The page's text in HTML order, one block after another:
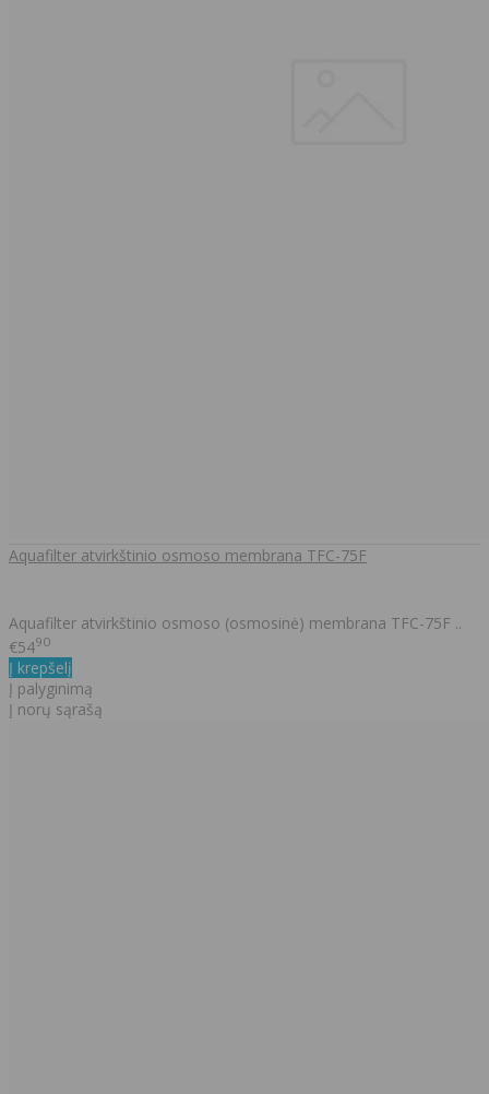
Aquafilter atvirkštinio osmoso membrana TFC-75F
Aquafilter atvirkštinio osmoso (osmosinė) membrana TFC-75F ..
€5490
Į krepšelį
Į palyginimą
Į norų sąrašą